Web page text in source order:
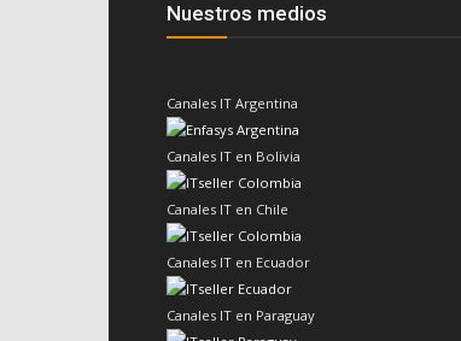
Nuestros medios
Canales IT Argentina
Canales IT en Bolivia
Canales IT en Chile
Canales IT en Ecuador
Canales IT en Paraguay